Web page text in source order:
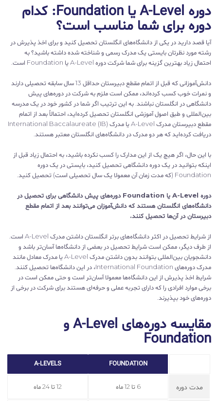
دوره A-Level یا Foundation: کدام
دوره برای شما مناسب است؟
آیا قصد دارید در یکی از دانشگاه‌های انگلستان تحصیل کنید و برای اخذ پذیرش در
رشته مورد نظرتان بایستی یک مدرک رسمی و شناخته شده داشته باشید؟ به
احتمال زیاد بهترین گزینه برای شما شرکت دوره A-Level یا Foundation است.
دانش‌آموزانی که قبل از اتمام مقطع دبیرستان حداقل 13 سال سابقه تحصیلی دارند
و نمرات خوب کسب کرده‌اند، ممکن است ملزم به شرکت در دوره‌های پیش
دانشگاهی در انگلستان نباشند. به این ترتیب اگر شما در کشور خود در یک مدرسه
بین‌المللی و طبق اصول آموزشی انگلستان تحصیل کرده‌اید، احتمالاً بعد از اتمام
مقطع دبیرستان مدرک A-Level یا مدرک International Baccalaureate (IB)
دریافت کرده‌اید که هر دو مدرک در دانشگاه‌های انگلستان معتبر هستند.
با این حال، اگر هیچ یک از این مدارک را کسب نکرده باشید، به احتمال زیاد قبل از
اینکه بتوانید در یک دوره دانشگاهی تحصیل کنید، بایستی در یک دوره
Foundation (که مدت زمان آن معمولا یک سال تحصیلی است) تحصیل کنید.
دوره A-Level یا Foundation دوره‌های پیش‌ دانشگاهی برای تحصیل در
دانشگاه‌های انگلستان هستند که دانش‌آموزان می‌توانند بعد از اتمام مقطع
دبیرستان در آن‌ها تحصیل کنند.
از شرایط تحصیل در اکثر دانشگاه‌های برتر انگلستان داشتن مدرک A-Level است.
از طرف دیگر، ممکن است شرایط تحصیل در بعضی از دانشگاه‌ها آسان‌تر باشد و
دانشجویان بین‌المللی بتوانند بدون داشتن مدرک A-Level یا مدرک معادل مانند
مدرک دوره‌های International Foundation، در این دانشگاه‌ها تحصیل کنند.
شرایط اخذ پذیرش از این دانشگاه‌ها معمولا آسان‌تر است و حتی ممکن است در
برخی موارد افرادی را که دارای تجربه عملی و حرفه‌ای هستند برای شرکت در برخی از
دوره‌های خود بپذیرند.
مقایسه دوره‌های A-Level و
Foundation
FOUNDATION
A-LEVELS
مدت دوره 6 تا 12 ماه 12 تا 24 ماه